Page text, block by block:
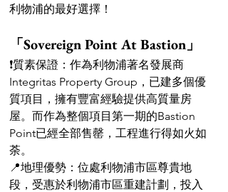
利物浦的最好選擇！
「Sovereign Point At Bastion」
❗️質素保證：作為利物浦著名發展商
Integritas Property Group，已建多個優
質項目，擁有豐富經驗提供高質量房
屋。而作為整個項目第一期的Bastion
Point已經全部售罄，工程進行得如火如
荼。
📍地理優勢：位處利物浦市區尊貴地
段，受惠於利物浦市區重建計劃，投入